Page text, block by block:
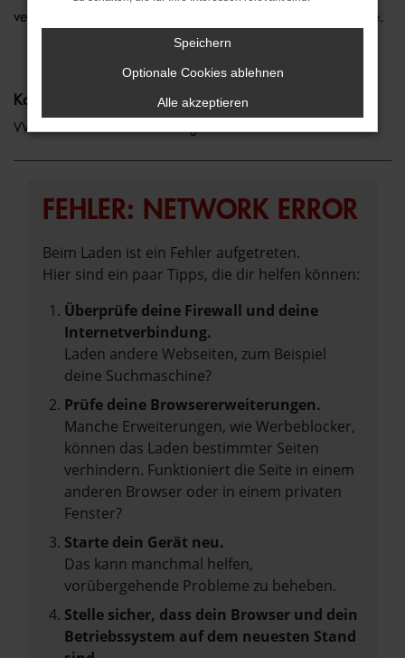
verlassen. Klingt gut? Dann kontaktieren Sie uns noch heute.
Kategorie
VW T6 Caravelle Gebrauchtwagen Bielefeld
FEHLER: NETWORK ERROR
Beim Laden ist ein Fehler aufgetreten.
Hier sind ein paar Tipps, die dir helfen können:
Überprüfe deine Firewall und deine
Internetverbindung.
Laden andere Webseiten, zum Beispiel
deine Suchmaschine?
Prüfe deine Browsererweiterungen.
Manche Erweiterungen, wie Werbeblocker,
können das Laden bestimmter Seiten
verhindern. Funktioniert die Seite in einem
anderen Browser oder in einem privaten
Fenster?
Starte dein Gerät neu.
Das kann manchmal helfen,
vorübergehende Probleme zu beheben.
Stelle sicher, dass dein Browser und dein
Betriebssystem auf dem neuesten Stand
Speichern
Optionale Cookies ablehnen
Alle akzeptieren